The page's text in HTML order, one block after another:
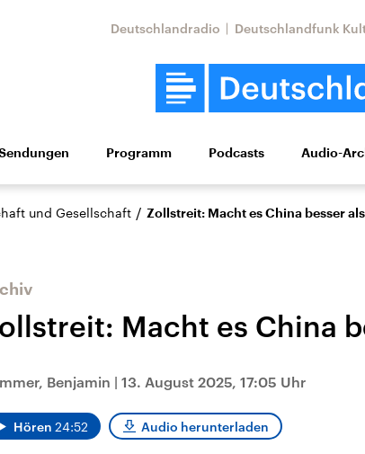
Deutschlandradio Deutschlandfunk
Politik Wirtschaft Wissen Kultur
Musik
Sachsen-
wählt
2026
USA
Aktuelle Beiträge,
Hintergründe
Wirtschaftlich und
Nahostkonflikt
Aktuelle Lage und
Der Überfall der
palästinensischen
Programm Podcasts Audio-
und Gesellschaft / Zollstreit: Macht es China besser
Macht es China
Benjamin | 13. August 2025, 17:05 Uhr
Hören 24:52 Audio herunterladen